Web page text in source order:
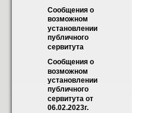
Сообщения о
возможном
установлении
публичного
сервитута
Сообщения о
возможном
установлении
публичного
сервитута от
06.02.2023г.